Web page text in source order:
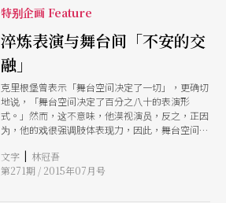
监欧斯特麦耶曾自豪地表示：「尽管机关复杂的庞
大舞台设计已经是过去式了，但是我们还有特定的
厂房能够搭造不凡的舞台。」 透过德国四位重量
级舞台设计大师：卡特琳．布拉克、约翰纳斯．舒
兹、芭芭拉．恩纳斯与杨．帕柏葆的作品，我们将
计于一身的安德烈．克里根堡，擅常打造舞台的视
觉奇观，对他而言，空间左右了一出戏的成败。
以他将在台湾上演的作品《失窃的时光》为例，三
百六十度不停上下旋转的风扇舞台，挑战了演员的
表演，也展现了高超的舞台技术。 本刊独家专访
克里根堡，一窥他如何从空间的角度思索剧场，同
时采访与他长期合作的剧作家黛亚．洛儿，谈她如
特别企画 Feature
淬炼表演与舞台间「不安的交
融」
克里根堡曾表示「舞台空间决定了一切」，更确切
地说，「舞台空间决定了百分之八十的表演形
式。」然而，这不意味，他漠视演员，反之，正因
为，他的戏很强调肢体表现力，因此，舞台空间，
当然不应只是纯粹的游戏空间，而是，得给予演员
一股演戏的冲动与原动力，促使演出手段跟空间紧
文字 | 林冠吾
第271期 / 2015年07月号